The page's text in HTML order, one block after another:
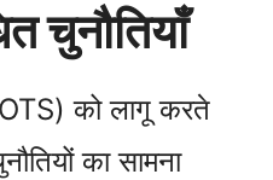
चुनौतियाँ
को लागू करते
का सामना